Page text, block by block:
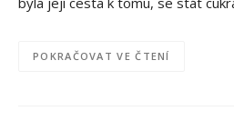
POKRAČOVAT VE ČTENÍ